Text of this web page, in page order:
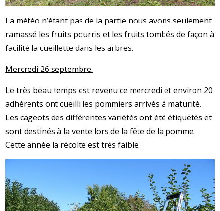
La météo n’étant pas de la partie nous avons seulement
ramassé les fruits pourris et les fruits tombés de façon à
facilité la cueillette dans les arbres.
Mercredi 26 septembre.
Le très beau temps est revenu ce mercredi et environ 20
adhérents ont cueilli les pommiers arrivés à maturité.
Les cageots des différentes variétés ont été étiquetés et
sont destinés à la vente lors de la fête de la pomme.
Cette année la récolte est très faible.